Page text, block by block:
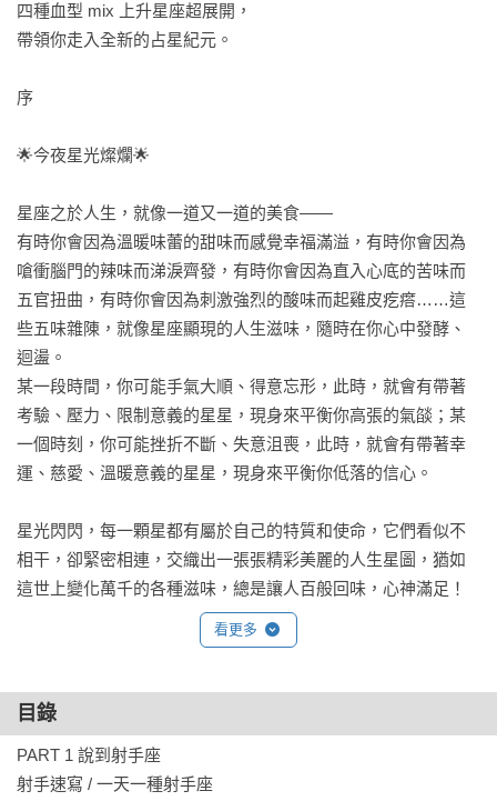
四種血型 mix 上升星座超展開，
帶領你走入全新的占星紀元。
序
🌟今夜星光燦爛🌟
星座之於人生，就像一道又一道的美食——
有時你會因為溫暖味蕾的甜味而感覺幸福滿溢，有時你會因為
嗆衝腦門的辣味而涕淚齊發，有時你會因為直入心底的苦味而
五官扭曲，有時你會因為刺激強烈的酸味而起雞皮疙瘩……這
些五味雜陳，就像星座顯現的人生滋味，隨時在你心中發酵、
迴盪。
某一段時間，你可能手氣大順、得意忘形，此時，就會有帶著
考驗、壓力、限制意義的星星，現身來平衡你高張的氣燄；某
一個時刻，你可能挫折不斷、失意沮喪，此時，就會有帶著幸
運、慈愛、溫暖意義的星星，現身來平衡你低落的信心。
星光閃閃，每一顆星都有屬於自己的特質和使命，它們看似不
相干，卻緊密相連，交織出一張張精彩美麗的人生星圖，猶如
這世上變化萬千的各種滋味，總是讓人百般回味，心神滿足！
11月22日
有良好的判斷力，而且下決定既快速又果決，讓人覺得爽快俐
落、衝勁十足，唯一要注意的是別衝過了頭，讓反作用力傷了
看更多
目錄
PART 1 說到射手座
射手速寫 / 一天一種射手座